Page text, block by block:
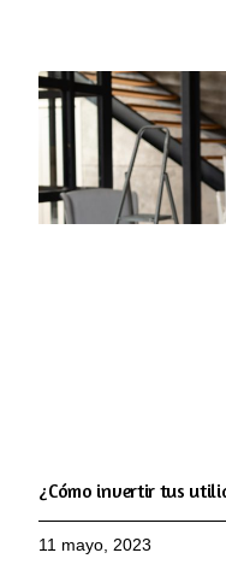
¿Cómo invertir tus
11 mayo, 2023